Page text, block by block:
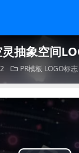
抽象空间
PR模板 LOGO标志